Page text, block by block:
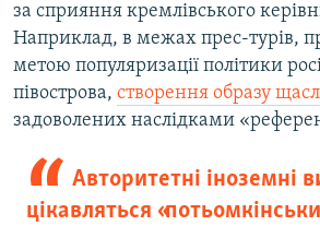
за сприяння кремлівського
Наприклад, в межах прес-турів,
метою популяризації політики
півострова, створення образу
задоволених наслідками
Авторитетні іноземні
цікавляться